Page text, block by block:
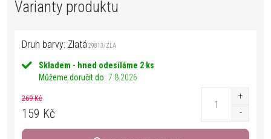
Druh barvy: Zlatá 29813/ZLA
Skladem - hned odesíláme 2 ks
Můžeme doručit do 7.8.2026
269 Kč
159 Kč